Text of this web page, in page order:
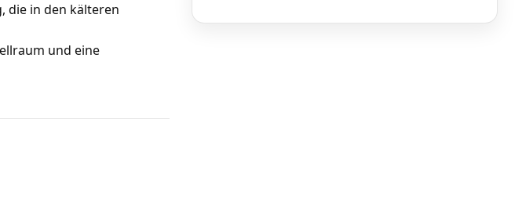
die in den kälteren
und eine